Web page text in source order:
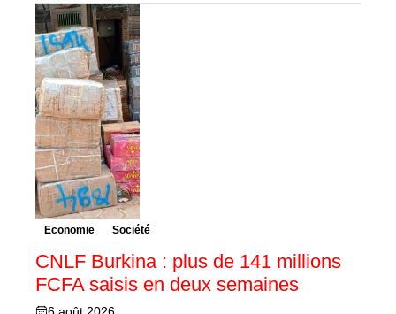
Economie Société
CNLF Burkina : plus de 141 millions
FCFA saisis en deux semaines